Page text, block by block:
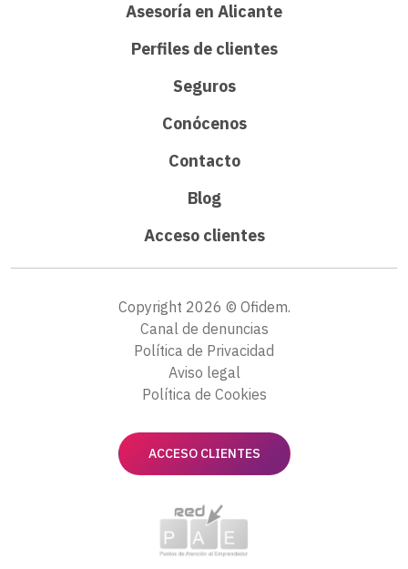
Asesoría en Alicante
Perfiles de clientes
Seguros
Conócenos
Contacto
Blog
Acceso clientes
Copyright 2026 © Ofidem.
Canal de denuncias
Política de Privacidad
Aviso legal
Política de Cookies
ACCESO CLIENTES